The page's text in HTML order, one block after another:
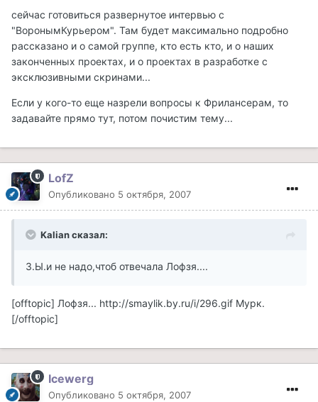
сейчас готовиться развернутое интервью с
"ВоронымКурьером". Там будет максимально подробно
рассказано и о самой группе, кто есть кто, и о наших
законченных проектах, и о проектах в разработке с
эксклюзивными скринами...
Если у кого-то еще назрели вопросы к Фрилансерам, то
задавайте прямо тут, потом почистим тему...
LofZ
Опубликовано 5 октября, 2007
Kalian сказал:
З.Ы.и не надо,чтоб отвечала Лофзя....
[offtopic] Лофзя... http://smaylik.by.ru/i/296.gif Мурк.
[/offtopic]
Icewerg
Опубликовано 5 октября, 2007